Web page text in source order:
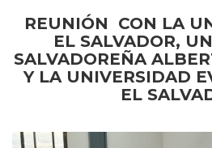
REUNIÓN CON LA
EL SALVADOR,
SALVADOREÑA
Y LA UNIVERSIDAD
EL